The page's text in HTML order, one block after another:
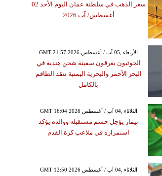
سعر الذهب في سلطنة عمان اليوم الأحد 02
أغسطس/ آب 2026
GMT 21:57 2026 الأربعاء ,05 آب / أغسطس
الحوثيون يغرقون سفينة شحن هندية في
البحر الأحمر والبحرية اليمنية تنقذ الطاقم
بالكامل
GMT 16:04 2026 الثلاثاء ,04 آب / أغسطس
نيمار يؤجل حسم مستقبله ووالده يؤكد
استمراره في ملاعب كرة القدم
GMT 12:50 2026 الثلاثاء ,04 آب / أغسطس